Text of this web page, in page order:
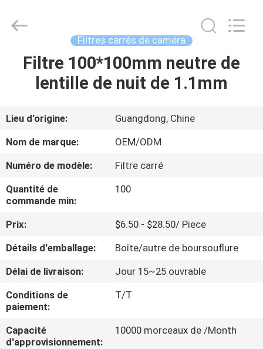
MAISON
AU
SUJET
NOUS
D'USINE
CONTRÔLE
DE
QUALITÉ
Technology
Reserved.
Filtres carrés de caméra
Filtre 100*100mm neutre de
lentille de nuit de 1.1mm
Lieu d'origine:
Guangdong, Chine
Nom de marque:
OEM/ODM
Numéro de modèle:
Filtre carré
Quantité de
commande min:
100
Prix:
$6.50 - $28.50/ Piece
Détails d'emballage:
Boîte/autre de boursouflure
Délai de livraison:
Jour 15~25 ouvrable
Conditions de
paiement:
T/T
Capacité
d'approvisionnement:
10000 morceaux de /Month